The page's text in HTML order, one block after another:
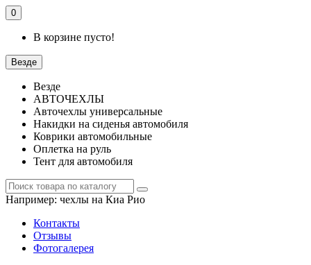
0
В корзине пусто!
Везде
Везде
АВТОЧЕХЛЫ
Авточехлы универсальные
Накидки на сиденья автомобиля
Коврики автомобильные
Оплетка на руль
Тент для автомобиля
Например: чехлы на Киа Рио
Контакты
Отзывы
Фотогалерея